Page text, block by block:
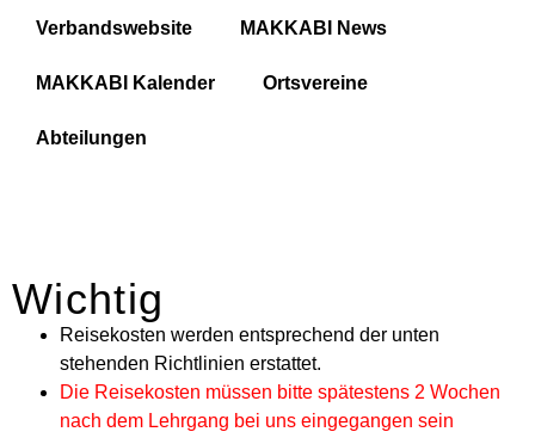
Verbandswebsite MAKKABI News
MAKKABI Kalender Ortsvereine
Abteilungen
Wichtig
Reisekosten werden entsprechend der unten
stehenden Richtlinien erstattet.
Die Reisekosten müssen bitte spätestens 2 Wochen
nach dem Lehrgang bei uns eingegangen sein